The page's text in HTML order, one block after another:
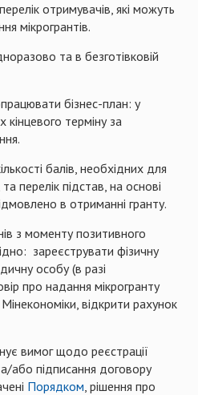
отримувачів, які можуть
мікрогрантів.
та в безготівковій
бізнес-план: у
терміну за
балів, необхідних для
перелік підстав, на основі
в отриманні гранту.
з моменту позитивного
зареєструвати фізичну
особу (в разі
про надання мікрогранту
відкрити рахунок
вимог щодо реєстрації
або підписання договору
Порядком, рішення про